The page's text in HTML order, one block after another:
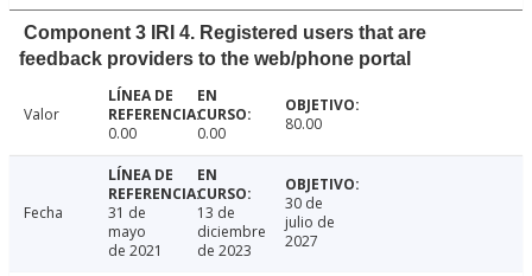
Component 3 IRI 4. Registered users that are
feedback providers to the web/phone portal
Valor
0.00
0.00 80.00
Fecha
31 de
mayo
de 2021
13 de
diciembre
de 2023
30 de
julio de
2027